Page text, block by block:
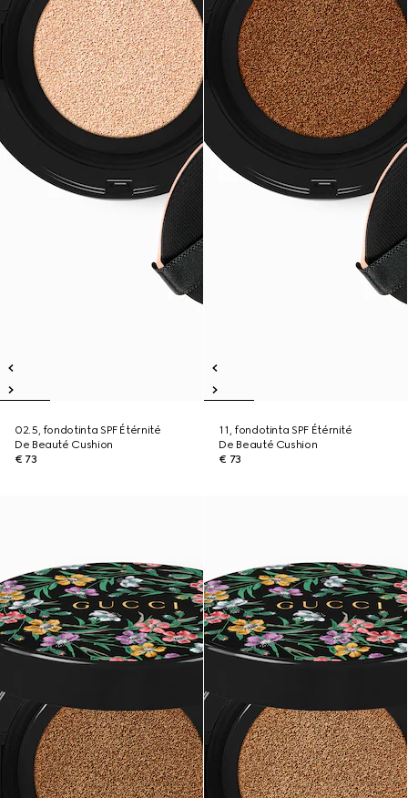
02.5, fondotinta SPF Étérnité
De Beauté Cushion
€ 73
11, fondotinta SPF Étérnité
De Beauté Cushion
€ 73